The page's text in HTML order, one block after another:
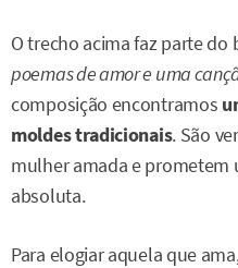
O trecho acima faz parte do
poemas de amor e uma
composição encontramos
moldes tradicionais. São
mulher amada e prometem
absoluta.
Para elogiar aquela que